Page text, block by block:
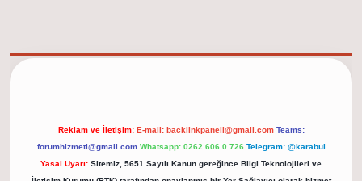
Reklam ve İletişim: E-mail: backlinkpaneli@gmail.com Teams:
forumhizmeti@gmail.com Whatsapp: 0262 606 0 726 Telegram: @karabul
Yasal Uyarı: Sitemiz, 5651 Sayılı Kanun gereğince Bilgi Teknolojileri ve